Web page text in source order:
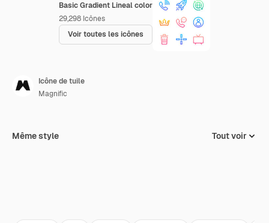
Basic Gradient Lineal color
29,298 Icônes
Voir toutes les icônes
Icône de tuile
Magnific
Même style Tout voir